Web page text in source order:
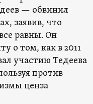
— обвинил
заявив, что
равны. Он
о том, как в 2011
участию Тедеева
против
ценза